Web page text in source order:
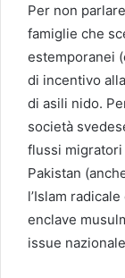
Per non
famiglie che
estemporanei
di incentivo
di asili nido.
società
flussi migratori
Pakistan
l’Islam
enclave
issue